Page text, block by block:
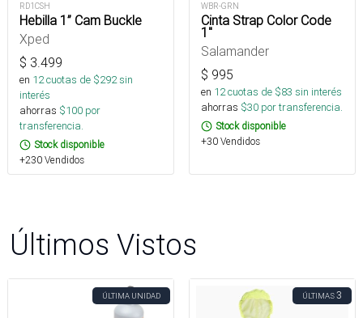
RD1CSH
Hebilla 1” Cam Buckle
Xped
$ 3.499
en 12cuotas de $292sin
interés
ahorras $100 por
transferencia.
Stock disponible
+230 Vendidos
WBR-GRN
Cinta Strap Color Code
1"
Salamander
$ 995
en 12cuotas de $83 sin interés
ahorras $30 por transferencia.
Stock disponible
+30 Vendidos
Últimos Vistos
ÚLTIMA UNIDAD ÚLTIMAS3